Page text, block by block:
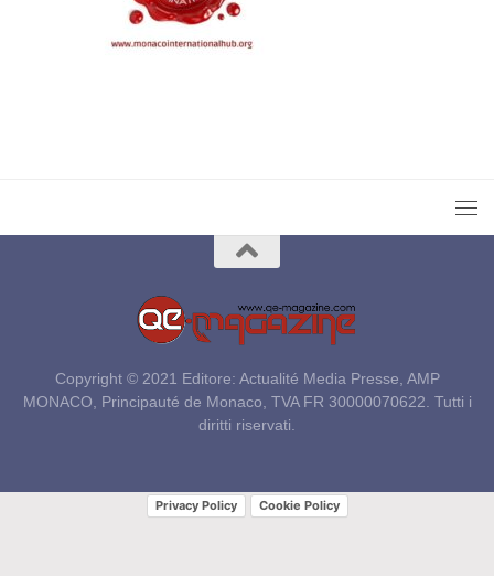
Copyright © 2021 Editore: Actualité Media Presse, AMP
MONACO, Principauté de Monaco, TVA FR 30000070622. Tutti i
diritti riservati.
Privacy Policy Cookie Policy